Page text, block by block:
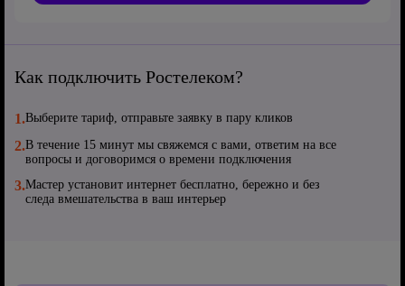
Как подключить Ростелеком?
1.Выберите тариф, отправьте заявку в пару кликов
2.В течение 15 минут мы свяжемся с вами, ответим на все
вопросы и договоримся о времени подключения
3.Мастер установит интернет бесплатно, бережно и без
следа вмешательства в ваш интерьер